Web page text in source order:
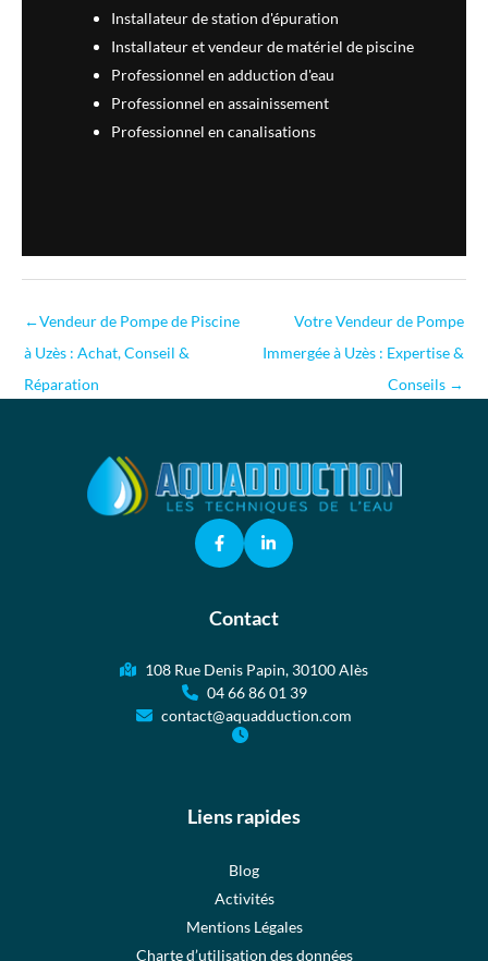
Installateur de station d'épuration
Installateur et vendeur de matériel de piscine
Professionnel en adduction d'eau
Professionnel en assainissement
Professionnel en canalisations
←Vendeur de Pompe de Piscine
à Uzès : Achat, Conseil &
Réparation
Votre Vendeur de Pompe
Immergée à Uzès : Expertise &
Conseils →
Contact
108 Rue Denis Papin, 30100 Alès
04 66 86 01 39
contact@aquadduction.com
Liens rapides
Blog
Activités
Mentions Légales
Charte d’utilisation des données